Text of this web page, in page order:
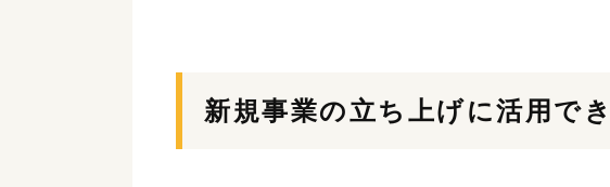
新規事業の立ち上げに活用で